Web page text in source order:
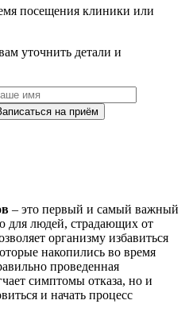
посещения клиники или
уточнить детали и
на приём
– это первый и самый важный
для людей, страдающих от
организму избавиться
накопились во время
проведенная
симптомы отказа, но и
и начать процесс